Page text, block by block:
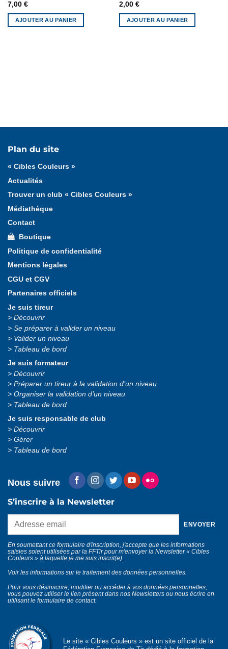
7,00 €
AJOUTER AU PANIER
2,00 €
AJOUTER AU PANIER
Plan du site
« Cibles Couleurs »
Actualités
Trouver un club « Cibles Couleurs »
Médiathèque
Contact
Boutique
Politique de confidentialité
Mentions légales
CGU et CGV
Partenaires officiels
Je suis tireur
Découvrir
Se préparer à valider un niveau
Valider un niveau
Tableau de bord
Je suis formateur
Découvrir
Préparer un tireur à la validation d’un niveau
Organiser la validation d’un niveau
Tableau de bord
Je suis responsable de club
Découvrir
Gérer
Tableau de bord
Nous suivre
S’inscrire à la Newsletter
En soumettant ce formulaire d'inscription, j'accepte que les informations
saisies soient utilisées par la FFTir pour m'envoyer la Newsletter « Cibles
Couleurs » à laquelle je me suis inscrit(e).
Voir les informations sur le traitement des données personnelles.
Pour vous désinscrire, modifier ou accéder à vos données personnelles,
vous pouvez utiliser le lien présent dans nos Newsletters ou nous écrire en
utilisant le formulaire de contact.
Le site « Cibles Couleurs » est un site officiel de la